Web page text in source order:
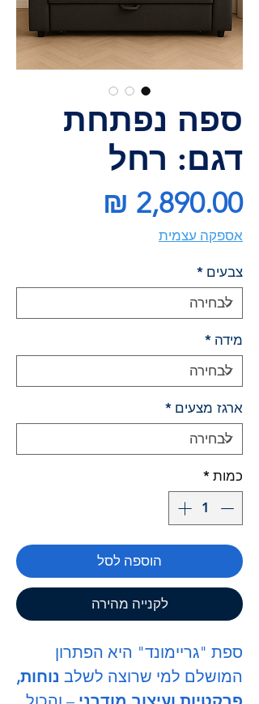
ספה נפתחת
דגם: רחל
אספקה עצמית
צבעים *
מידה *
ארגז מצעים *
כמות *
הוספה לסל
לקנייה מהירה
ספת "גריימונד" היא הפתרון
המושלם למי שרוצה לשלב נוחות,